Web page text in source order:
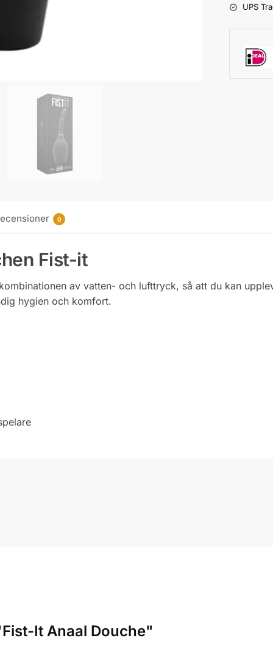
UPS
0
Fist-it
av vatten- och lufttryck, så att du kan
hygien och komfort.
It Anaal Douche"